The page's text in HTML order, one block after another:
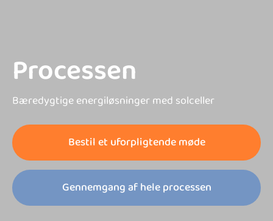
Processen
Bæredygtige energiløsninger med solceller
Bestil et uforpligtende møde
Gennemgang af hele processen